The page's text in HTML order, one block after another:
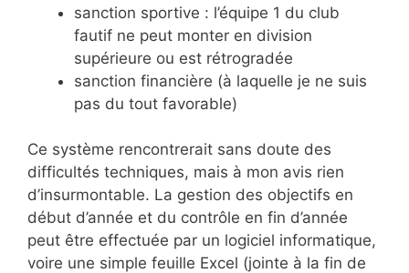
sanction sportive : l’équipe 1 du club
fautif ne peut monter en division
supérieure ou est rétrogradée
sanction financière (à laquelle je ne suis
pas du tout favorable)
Ce système rencontrerait sans doute des
difficultés techniques, mais à mon avis rien
d’insurmontable. La gestion des objectifs en
début d’année et du contrôle en fin d’année
peut être effectuée par un logiciel informatique,
voire une simple feuille Excel (jointe à la fin de